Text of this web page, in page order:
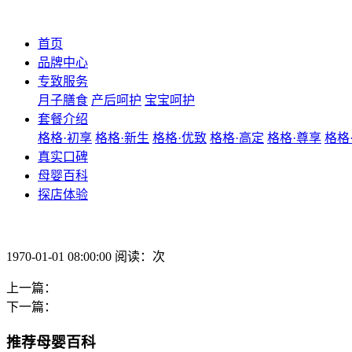
首页
品牌中心
专致服务
月子膳食 产后呵护 宝宝呵护
套餐介绍
格格·初享 格格·新生 格格·优致 格格·高定 格格·尊享 格格
真实口碑
母婴百科
探店体验
1970-01-01 08:00:00 阅读：次
上一篇：
下一篇：
推荐母婴百科